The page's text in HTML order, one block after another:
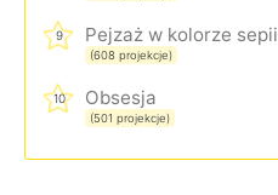
9 Pejzaż w kolorze sepii
(608 projekcje)
10 Obsesja
(501 projekcje)